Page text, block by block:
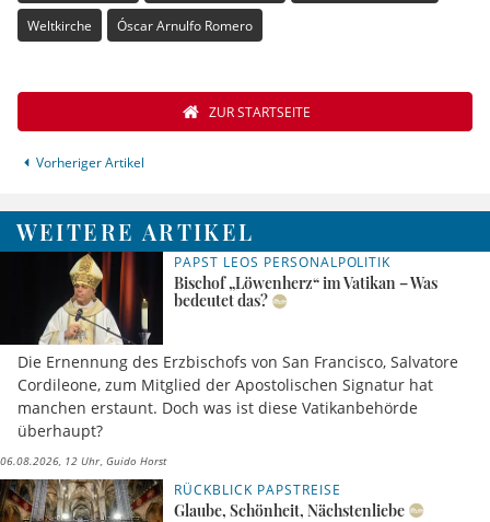
Weltkirche Óscar Arnulfo Romero
Vorheriger Artikel
ZUR STARTSEITE
WEITERE ARTIKEL
PAPST LEOS PERSONALPOLITIK
Bischof „Löwenherz“ im Vatikan – Was
bedeutet das?
Die Ernennung des Erzbischofs von San Francisco, Salvatore
Cordileone, zum Mitglied der Apostolischen Signatur hat
manchen erstaunt. Doch was ist diese Vatikanbehörde
überhaupt?
06.08.2026, 12 Uhr Guido Horst
RÜCKBLICK PAPSTREISE
Glaube, Schönheit, Nächstenliebe